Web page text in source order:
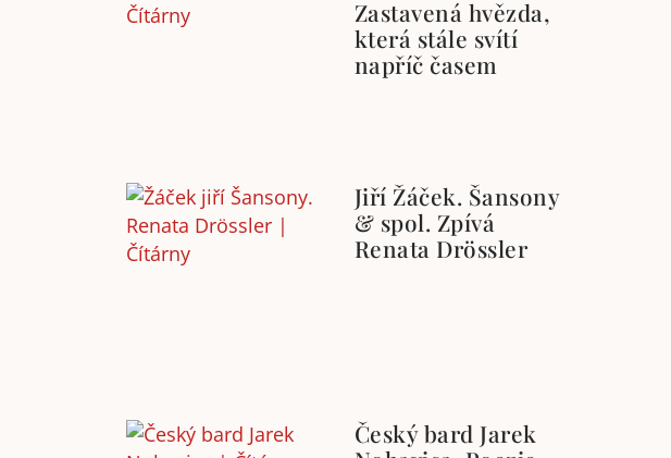
Zastavená hvězda,
která stále svítí
napříč časem
Jiří Žáček. Šansony
& spol. Zpívá
Renata Drössler
Český bard Jarek